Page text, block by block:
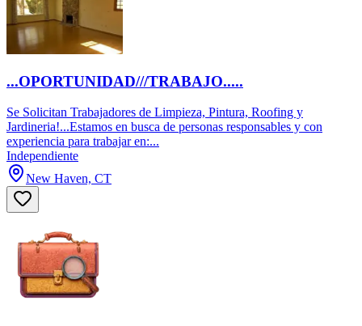
...OPORTUNIDAD///TRABAJO.....
Se Solicitan Trabajadores de Limpieza, Pintura, Roofing y
Jardineria!...Estamos en busca de personas responsables y con
experiencia para trabajar en:...
Independiente
New Haven, CT